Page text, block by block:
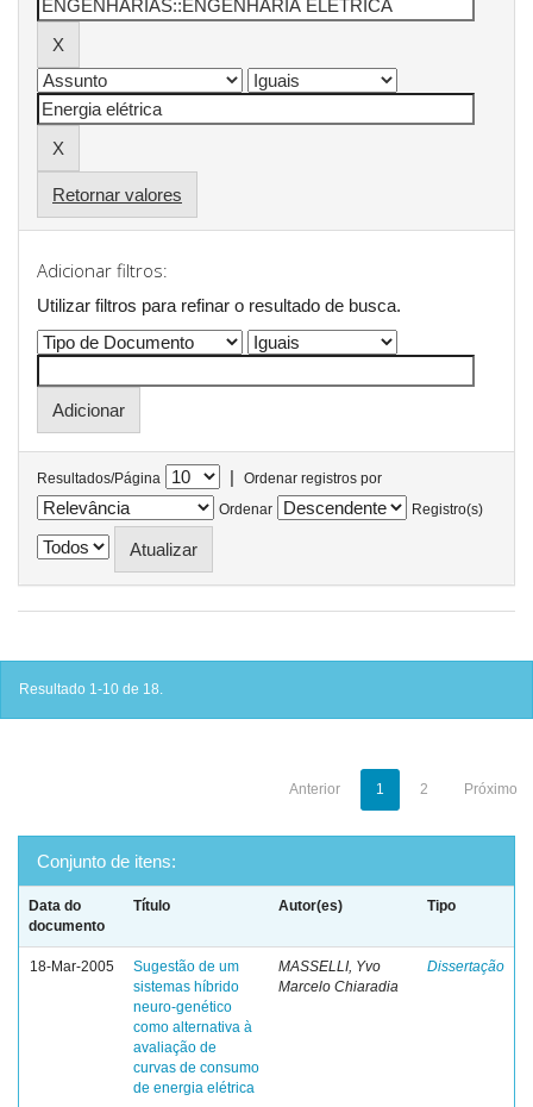
Retornar valores
Adicionar filtros:
Utilizar filtros para refinar o resultado de busca.
Resultados/Página |
Ordenar registros por
Ordenar
Registro(s)
Resultado 1-10 de 18.
Anterior 1 2 Próximo
Conjunto de itens:
Data do
documento
Título Autor(es) Tipo
18-Mar-2005
Sugestão de um
sistemas híbrido
neuro-genético
como alternativa à
avaliação de
curvas de consumo
de energia elétrica
MASSELLI, Yvo
Marcelo Chiaradia
Dissertação